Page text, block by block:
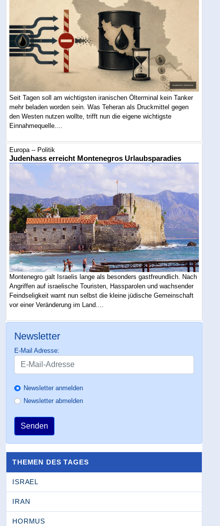
Seit Tagen soll am wichtigsten iranischen Ölterminal kein Tanker
mehr beladen worden sein. Was Teheran als Druckmittel gegen
den Westen nutzen wollte, trifft nun die eigene wichtigste
Einnahmequelle....
Europa -- Politik
Judenhass erreicht Montenegros Urlaubsparadies
Montenegro galt Israelis lange als besonders gastfreundlich. Nach
Angriffen auf israelische Touristen, Hassparolen und wachsender
Feindseligkeit warnt nun selbst die kleine jüdische Gemeinschaft
vor einer Veränderung im Land....
Newsletter
E-Mail Adresse:
Newsletter anmelden
Newsletter abmelden
Senden
THEMEN DES TAGES
ISRAEL
IRAN
HORMUS